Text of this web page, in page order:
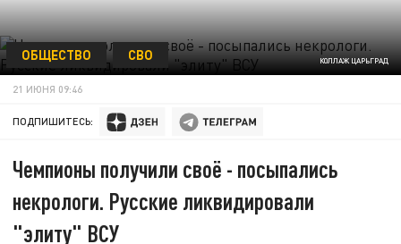
КОЛЛАЖ ЦАРЬГРАД
ОБЩЕСТВО СВО
21 ИЮНЯ 09:46
ПОДПИШИТЕСЬ:
Чемпионы получили своё - посыпались
некрологи. Русские ликвидировали
"элиту" ВСУ